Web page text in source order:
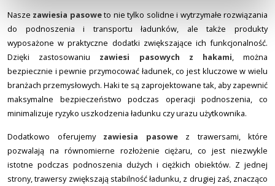
Nasze zawiesia pasoweto nie tylko solidne i wytrzymałe rozwiązania
do podnoszenia i transportu ładunków, ale także produkty
wyposażone w praktyczne dodatki zwiększające ich funkcjonalność.
Dzięki zastosowaniu zawiesi pasowych z hakami, można
bezpiecznie i pewnie przymocować ładunek, co jest kluczowe w wielu
branżach przemysłowych. Haki te są zaprojektowane tak, aby zapewnić
maksymalne bezpieczeństwo podczas operacji podnoszenia, co
minimalizuje ryzyko uszkodzenia ładunku czy urazu użytkownika.
Dodatkowo oferujemy zawiesia pasowez trawersami, które
pozwalają na równomierne rozłożenie ciężaru, co jest niezwykle
istotne podczas podnoszenia dużych i ciężkich obiektów. Z jednej
strony, trawersy zwiększają stabilność ładunku, z drugiej zaś, znacząco